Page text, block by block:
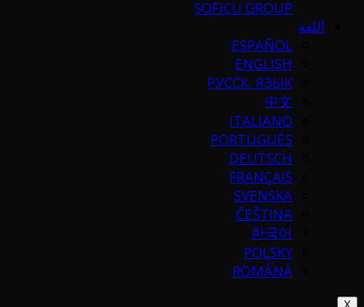
SOFICU GROUP
اللغة
ESPAÑOL
ENGLISH
РУССК. ЯЗЫК
中文
ITALIANO
PORTUGUÉS
DEUTSCH
FRANÇAIS
SVENSKA
ČEŠTINA
한국어
POLSKY
ROMÂNĂ